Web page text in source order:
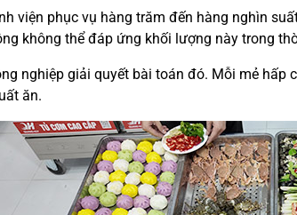
viện phục vụ hàng trăm đến hàng nghìn
không thể đáp ứng khối lượng này trong
nghiệp giải quyết bài toán đó. Mỗi mẻ
ăn.